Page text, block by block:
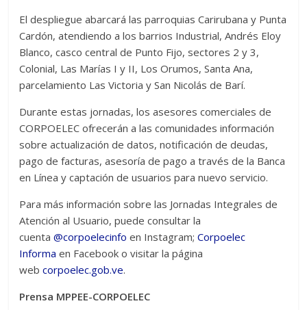
El despliegue abarcará las parroquias Carirubana y Punta
Cardón, atendiendo a los barrios Industrial, Andrés Eloy
Blanco, casco central de Punto Fijo, sectores 2 y 3,
Colonial, Las Marías I y II, Los Orumos, Santa Ana,
parcelamiento Las Victoria y San Nicolás de Barí.
Durante estas jornadas, los asesores comerciales de
CORPOELEC ofrecerán a las comunidades información
sobre actualización de datos, notificación de deudas,
pago de facturas, asesoría de pago a través de la Banca
en Línea y captación de usuarios para nuevo servicio.
Para más información sobre las Jornadas Integrales de
Atención al Usuario, puede consultar la
cuenta@corpoelecinfoen Instagram;Corpoelec
Informaen Facebook o visitar la página
webcorpoelec.gob.ve.
Prensa MPPEE-CORPOELEC